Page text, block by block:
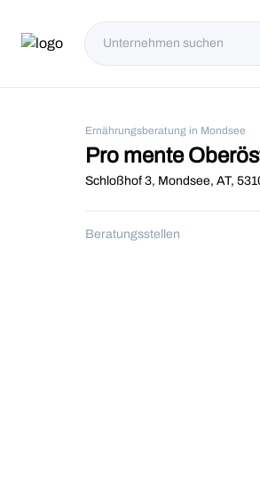
Ernährungsberatung in Mondsee
Pro mente
Schloßhof 3, Mondsee, AT,
Beratungsstellen